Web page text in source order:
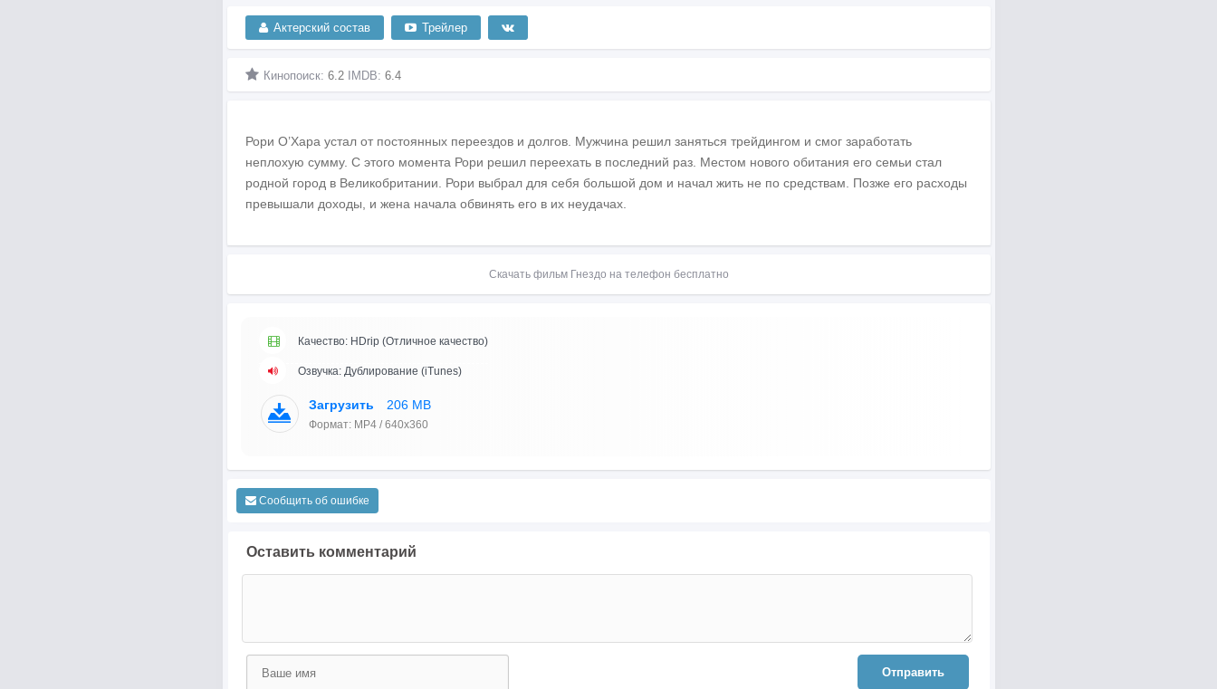
Актерский состав Трейлер
Кинопоиск: 6.2IMDB: 6.4
Рори О’Хара устал от постоянных переездов и долгов. Мужчина решил заняться трейдингом и смог заработать
неплохую сумму. С этого момента Рори решил переехать в последний раз. Местом нового обитания его семьи стал
родной город в Великобритании. Рори выбрал для себя большой дом и начал жить не по средствам. Позже его расходы
превышали доходы, и жена начала обвинять его в их неудачах.
Скачать фильм Гнездо на телефон бесплатно
Качество: HDrip (Отличное качество)
Озвучка: Дублирование (iTunes)
Загрузить 206 MB
Формат: MP4 / 640x360
Сообщить об ошибке
Оставить комментарий
Отправить